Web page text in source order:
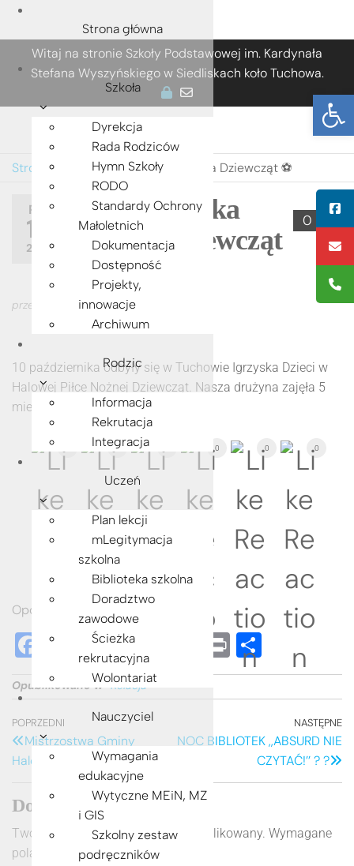
PrzejdźWitaj na stronie Szkoły Podstawowej im. Kardynała
Stefana Wyszyńskiego w Siedliskach koło Tuchowa.
Strona główna»Halowa Piłka Nożna Dziewcząt ⚽️
PAŹ
10
2023
0
Halowa Piłka
Nożna Dziewcząt
⚽️
przez ADMIN
10 października odbyły się w Tuchowie Igrzyska Dzieci w
Halowej Piłce Nożnej Dziewcząt. Nasza drużyna zajęła 5
miejsce!
0 0 0 0
Opcje udostępniania:
F
a
c
e
b
o
M
e
ss
n
g
er
T
wi
tt
er
h
at
s
A
p
p
ail
C
p
Li
k
Pr
in
t
h
ar
Opublikowano w Relacja
Nawigacja
wpisu
Poprzedni
wpis
POPRZEDNI
Mistrzostwa Gminy
Halowej Piłki Nożnej ⚽️
NASTĘPNE
NOC BIBLIOTEK ,,ABSURD NIE
CZYTAĆ!’’ ? ?
Dodaj komentarz
Twój adres e-mail nie zostanie opublikowany. Wymagane
pola są oznaczone*
Strona główna
Szkoła
Dyrekcja
Rada Rodziców
Hymn Szkoły
RODO
Standardy Ochrony
Małoletnich
Dokumentacja
Dostępność
Projekty,
innowacje
Archiwum
Rodzic
Informacja
Rekrutacja
Integracja
Uczeń
Plan lekcji
mLegitymacja
szkolna
Biblioteka szkolna
Doradztwo
zawodowe
Ścieżka
rekrutacyjna
Wolontariat
Nauczyciel
Wymagania
edukacyjne
Wytyczne MEiN, MZ
i GIS
Szkolny zestaw
podręczników